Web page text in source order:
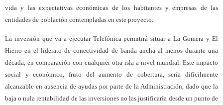
vida y las expectativas económicas de los habitantes y empresas de las
entidades de población contempladas en este proyecto.
La inversión que va a ejecutar Telefónica permitirá situar a La Gomera y El
Hierro en el liderato de conectividad de banda ancha al menos durante una
década, en comparación con cualquier otra isla a nivel mundial. Este impacto
social y económico, fruto del aumento de cobertura, sería difícilmente
alcanzable en ausencia de ayudas por parte de la Administración, dado que la
baja o nula rentabilidad de las inversiones no las justificaría desde un punto de